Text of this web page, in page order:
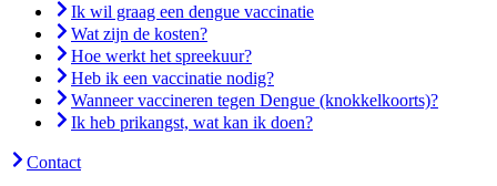
Ik wil graag een dengue vaccinatie
Wat zijn de kosten?
Hoe werkt het spreekuur?
Heb ik een vaccinatie nodig?
Wanneer vaccineren tegen Dengue (knokkelkoorts)?
Ik heb prikangst, wat kan ik doen?
Contact